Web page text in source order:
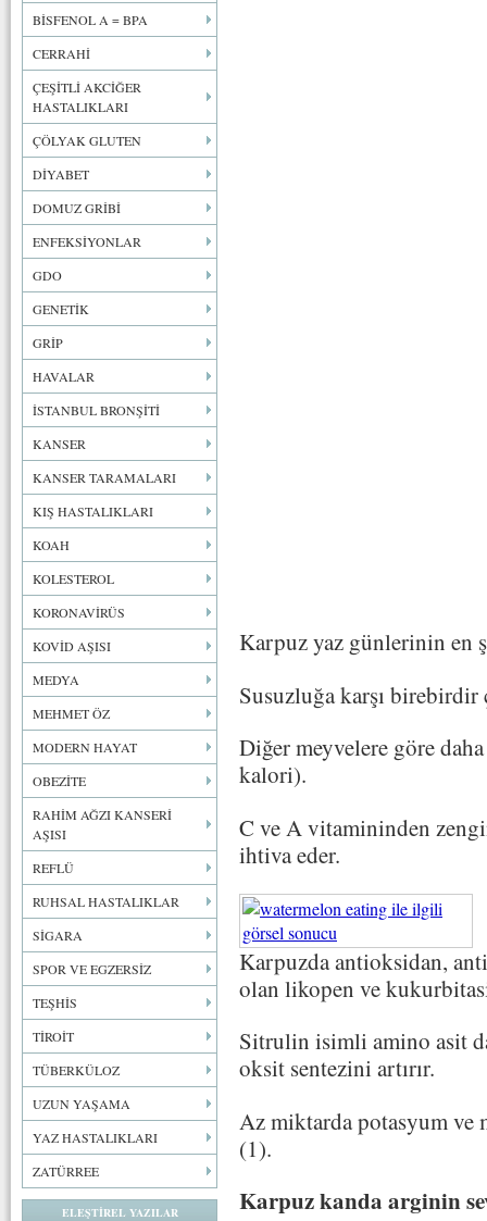
BİSFENOL A = BPA
CERRAHİ
ÇEŞİTLİ AKCİĞER
HASTALIKLARI
ÇÖLYAK GLUTEN
DİYABET
DOMUZ GRİBİ
ENFEKSİYONLAR
GDO
GENETİK
GRİP
HAVALAR
İSTANBUL BRONŞİTİ
KANSER
KANSER TARAMALARI
KIŞ HASTALIKLARI
KOAH
KOLESTEROL
KORONAVİRÜS
KOVİD AŞISI
MEDYA
MEHMET ÖZ
MODERN HAYAT
OBEZİTE
RAHİM AĞZI KANSERİ
AŞISI
REFLÜ
RUHSAL HASTALIKLAR
SİGARA
SPOR VE EGZERSİZ
TEŞHİS
TİROİT
TÜBERKÜLOZ
UZUN YAŞAMA
YAZ HASTALIKLARI
ZATÜRREE
ELEŞTİREL YAZILAR
Karpuz yaz günlerinin en
Susuzluğa karşı
Diğer meyvelere göre
kalori).
C ve A vitamininden
ihtiva eder.
Karpuzda antioksidan,
olan likopen ve
Sitrulin isimli amino asit
oksit sentezini artırır.
Az miktarda potasyum ve
(1).
Karpuz kanda arginin